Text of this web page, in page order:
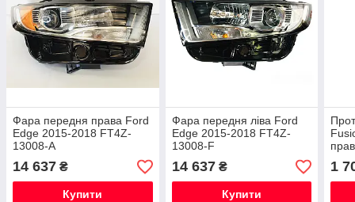
Фара передня права Ford
Edge 2015-2018 FT4Z-
13008-A
14 637 ₴
Купити
Фара передня ліва Ford
Edge 2015-2018 FT4Z-
13008-F
14 637₴
Купити
1